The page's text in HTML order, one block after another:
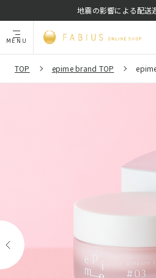
地震の影響による配送
MENU
TOP epime brand TOP